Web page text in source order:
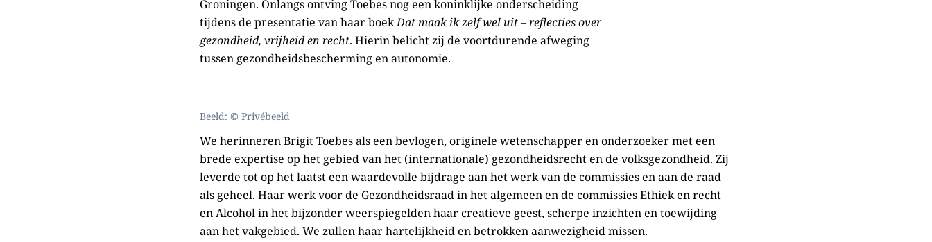
Groningen. Onlangs ontving Toebes nog een koninklijke onderscheiding
tijdens de presentatie van haar boekDat maak ik zelf wel uit – reflecties over
gezondheid, vrijheid en recht. Hierin belicht zij de voortdurende afweging
tussen gezondheidsbescherming en autonomie.
Beeld: © Privébeeld
We herinneren Brigit Toebes als een bevlogen, originele wetenschapper en onderzoeker met een
brede expertise op het gebied van het (internationale) gezondheidsrecht en de volksgezondheid. Zij
leverde tot op het laatst een waardevolle bijdrage aan het werk van de commissies en aan de raad
als geheel. Haar werk voor de Gezondheidsraad in het algemeen en de commissies Ethiek en recht
en Alcohol in het bijzonder weerspiegelden haar creatieve geest, scherpe inzichten en toewijding
aan het vakgebied. We zullen haar hartelijkheid en betrokken aanwezigheid missen.